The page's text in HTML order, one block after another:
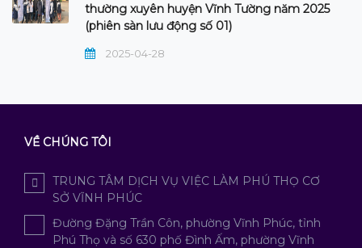
thường xuyên huyện Vĩnh Tường năm 2025
(phiên sàn lưu động số 01)
2025-04-28
VỀ CHÚNG TÔI
TRUNG TÂM DỊCH VỤ VIỆC LÀM PHÚ THỌ CƠ
SỞ VĨNH PHÚC
Đường Đặng Trần Côn, phường Vĩnh Phúc, tỉnh
Phú Thọ và số 630 phố Đình Ấm, phường Vĩnh